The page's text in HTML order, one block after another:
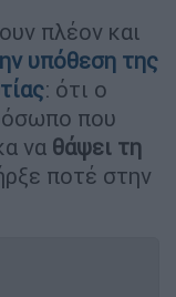
πλέον και
υπόθεση της
: ότι ο
που
να θάψει τη
ποτέ στην